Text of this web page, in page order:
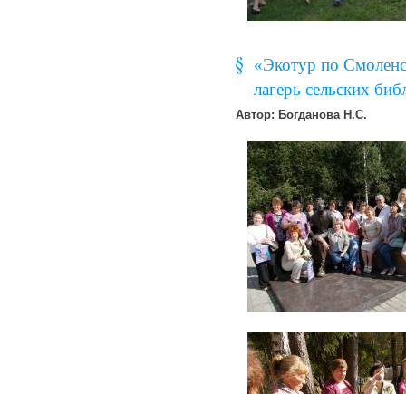
«Экотур по
лагерь сельских
Автор: Богданова Н.С.